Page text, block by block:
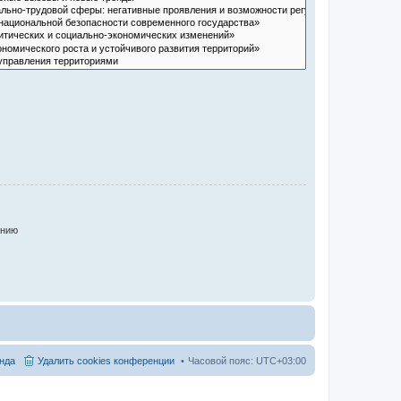
Часовой пояс: UTC+03:00
Удалить cookies конференции